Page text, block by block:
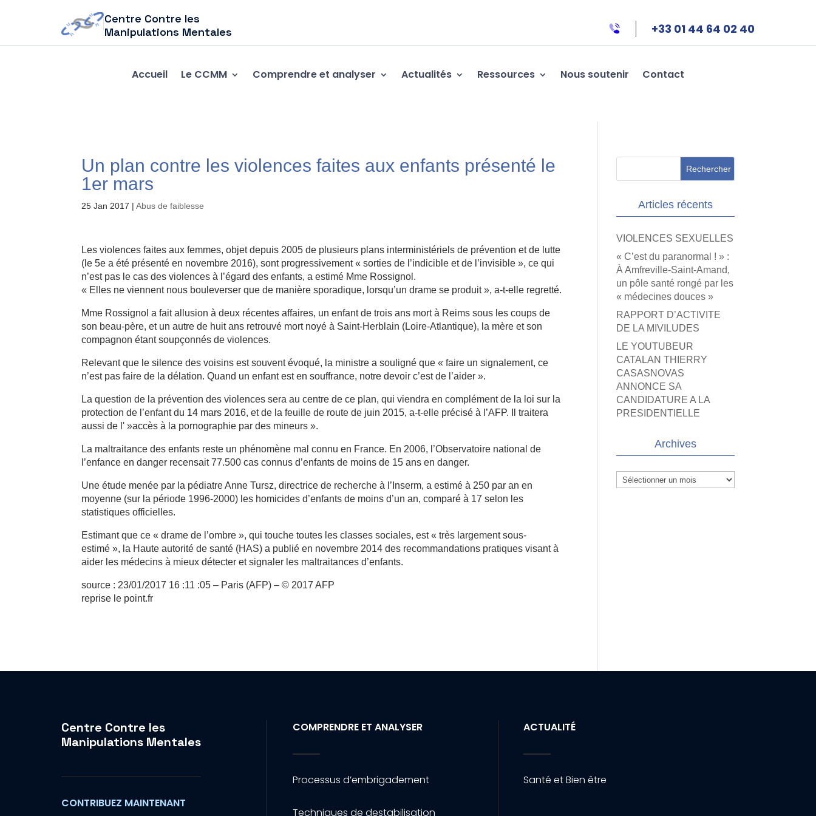
Centre Contre les
Manipulations Mentales
+33 01 44 64 02 40
Accueil Le CCMM Comprendre et analyser Actualités Ressources Nous soutenir Contact
Un plan contre les violences faites aux enfants présenté le
1er mars
25 Jan 2017 |Abus de faiblesse
Les violences faites aux femmes, objet depuis 2005 de plusieurs plans interministériels de prévention et de lutte
(le 5e a été présenté en novembre 2016), sont progressivement « sorties de l’indicible et de l’invisible », ce qui
n’est pas le cas des violences à l’égard des enfants, a estimé Mme Rossignol.
« Elles ne viennent nous bouleverser que de manière sporadique, lorsqu’un drame se produit », a-t-elle regretté.
Mme Rossignol a fait allusion à deux récentes affaires, un enfant de trois ans mort à Reims sous les coups de
son beau-père, et un autre de huit ans retrouvé mort noyé à Saint-Herblain (Loire-Atlantique), la mère et son
compagnon étant soupçonnés de violences.
Relevant que le silence des voisins est souvent évoqué, la ministre a souligné que « faire un signalement, ce
n’est pas faire de la délation. Quand un enfant est en souffrance, notre devoir c’est de l’aider ».
La question de la prévention des violences sera au centre de ce plan, qui viendra en complément de la loi sur la
protection de l’enfant du 14 mars 2016, et de la feuille de route de juin 2015, a-t-elle précisé à l’AFP. Il traitera
aussi de l' »accès à la pornographie par des mineurs ».
La maltraitance des enfants reste un phénomène mal connu en France. En 2006, l’Observatoire national de
l’enfance en danger recensait 77.500 cas connus d’enfants de moins de 15 ans en danger.
Une étude menée par la pédiatre Anne Tursz, directrice de recherche à l’Inserm, a estimé à 250 par an en
moyenne (sur la période 1996-2000) les homicides d’enfants de moins d’un an, comparé à 17 selon les
statistiques officielles.
Estimant que ce « drame de l’ombre », qui touche toutes les classes sociales, est « très largement sous-
estimé », la Haute autorité de santé (HAS) a publié en novembre 2014 des recommandations pratiques visant à
aider les médecins à mieux détecter et signaler les maltraitances d’enfants.
source : 23/01/2017 16 :11 :05 – Paris (AFP) – © 2017 AFP
reprise le point.fr
Articles récents
VIOLENCES SEXUELLES
« C’est du paranormal ! » :
À Amfreville-Saint-Amand,
un pôle santé rongé par les
« médecines douces »
RAPPORT D’ACTIVITE
DE LA MIVILUDES
LE YOUTUBEUR
CATALAN THIERRY
CASASNOVAS
ANNONCE SA
CANDIDATURE A LA
PRESIDENTIELLE
Archives
Archives
Centre Contre les
Manipulations Mentales
CONTRIBUEZ MAINTENANT
COMPRENDRE ET ANALYSER
Processus d’embrigadement
Techniques de destabilisation
ACTUALITÉ
Santé et Bien être